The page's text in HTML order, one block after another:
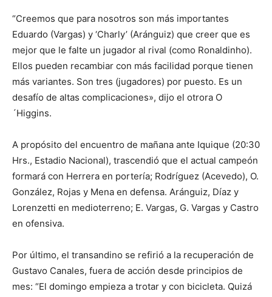
“Creemos que para nosotros son más importantes
Eduardo (Vargas) y ‘Charly’ (Aránguiz) que creer que es
mejor que le falte un jugador al rival (como Ronaldinho).
Ellos pueden recambiar con más facilidad porque tienen
más variantes. Son tres (jugadores) por puesto. Es un
desafío de altas complicaciones», dijo el otrora O
´Higgins.
A propósito del encuentro de mañana ante Iquique (20:30
Hrs., Estadio Nacional), trascendió que el actual campeón
formará con Herrera en portería; Rodríguez (Acevedo), O.
González, Rojas y Mena en defensa. Aránguiz, Díaz y
Lorenzetti en medioterreno; E. Vargas, G. Vargas y Castro
en ofensiva.
Por último, el transandino se refirió a la recuperación de
Gustavo Canales, fuera de acción desde principios de
mes: “El domingo empieza a trotar y con bicicleta. Quizá